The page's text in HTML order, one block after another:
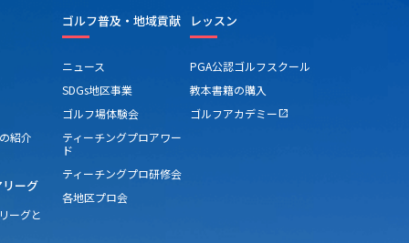
紹介
リーグ
ーグと
ゴルフ普及・地域貢献
ニュース
SDGs地区事業
ゴルフ場体験会
ティーチングプロアワー
ド
ティーチングプロ研修会
各地区プロ会
レッスン
PGA公認ゴルフスクール
教本書籍の購入
ゴルフアカデミー open_in_new